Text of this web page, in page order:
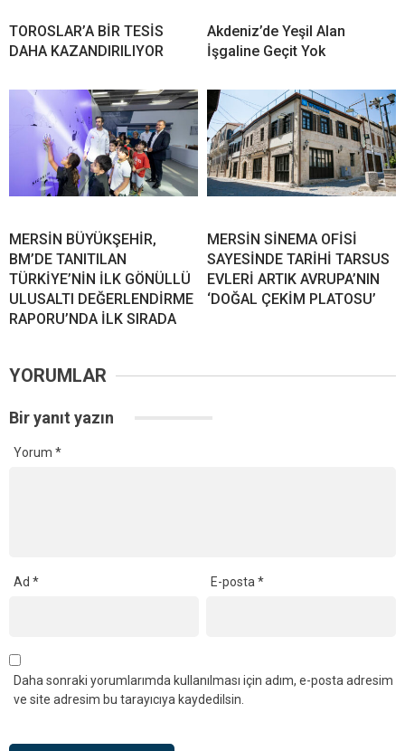
TOROSLAR’A BİR TESİS
DAHA KAZANDIRILIYOR
Akdeniz’de Yeşil Alan
İşgaline Geçit Yok
MERSİN BÜYÜKŞEHİR,
BM’DE TANITILAN
TÜRKİYE’NİN İLK GÖNÜLLÜ
ULUSALTI DEĞERLENDİRME
RAPORU’NDA İLK SIRADA
MERSİN SİNEMA OFİSİ
SAYESİNDE TARİHİ TARSUS
EVLERİ ARTIK AVRUPA’NIN
‘DOĞAL ÇEKİM PLATOSU’
YORUMLAR
Bir yanıt yazın
Yorum *
Ad * E-posta*
Daha sonraki yorumlarımda kullanılması için adım, e-posta adresim
ve site adresim bu tarayıcıya kaydedilsin.